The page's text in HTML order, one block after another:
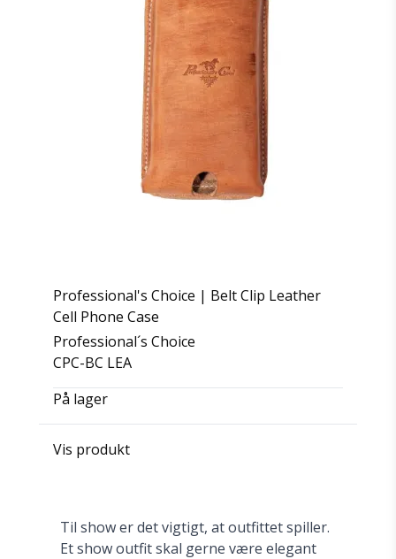
Professional's Choice | Belt Clip Leather
Cell Phone Case
Professional´s Choice
CPC-BC LEA
På lager
Vis produkt
Til show er det vigtigt, at outfittet spiller.
Et show outfit skal gerne være elegant